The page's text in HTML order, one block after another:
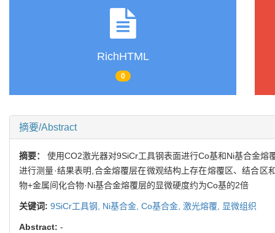
RichHTML
0
摘要/Abstract
摘要： 使用CO2激光器对9SiCr工具钢表面进行Co基和Ni基合金
进行测量·结果表明,合金熔覆层在微观结构上存在熔覆区、结合
物+金属间化合物·Ni基合金熔覆层的显微硬度约为Co基的2倍
关键词: 9SiCr工具钢, Ni基合金, Co基合金, 激光熔覆, 显微组织
Abstract: -